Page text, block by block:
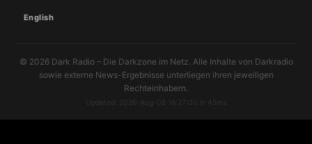
English
© 2026 Dark Radio – Die Darkzone im Netz. Alle Inhalte von Darkradio
sowie externe News-Ergebnisse unterliegen ihren jeweiligen
Rechteinhabern.
Updated: 2026-Aug-08 16:27:00 in 45ms